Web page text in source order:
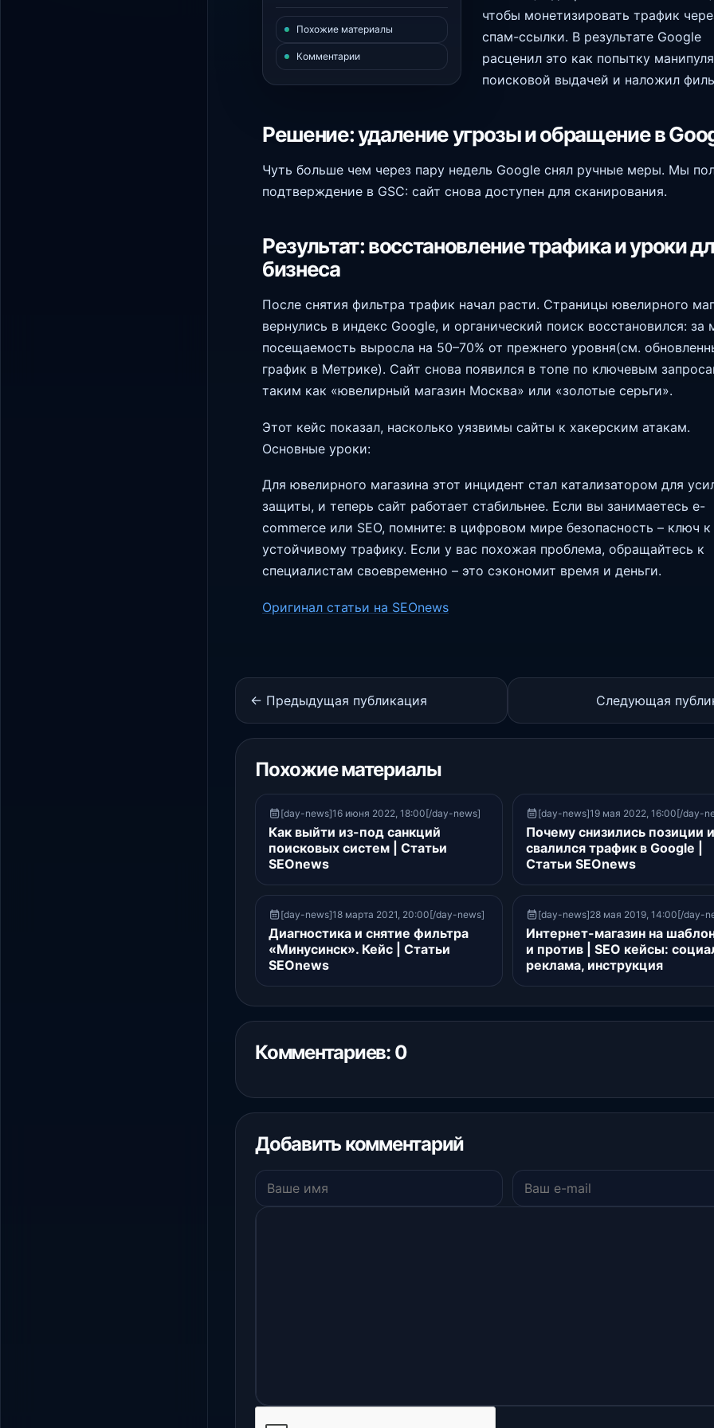
Похожие материалы
Комментарии
чтобы монетизировать трафик
спам-ссылки. В результате Google
расценил это как попытку
поисковой выдачей и наложил
Решение: удаление угрозы и обращение в
Чуть больше чем через пару недель Google снял ручные меры. Мы
подтверждение в GSC: сайт снова доступен для сканирования.
Результат: восстановление трафика и уроки
бизнеса
После снятия фильтра трафик начал расти. Страницы ювелирного
вернулись в индекс Google, и органический поиск восстановился: за
посещаемость выросла на 50–70% от прежнего уровня(см.
график в Метрике). Сайт снова появился в топе по ключевым
таким как «ювелирный магазин Москва» или «золотые серьги».
Этот кейс показал, насколько уязвимы сайты к хакерским атакам.
Основные уроки:
Для ювелирного магазина этот инцидент стал катализатором для
защиты, и теперь сайт работает стабильнее. Если вы занимаетесь e-
commerce или SEO, помните: в цифровом мире безопасность – ключ к
устойчивому трафику. Если у вас похожая проблема, обращайтесь к
специалистам своевременно – это сэкономит время и деньги.
Оригинал статьи на SEOnews
← Предыдущая публикация Следующая
Похожие материалы
[day-news]16 июня 2022, 18:00[/day-news]
Как выйти из-под санкций
поисковых систем | Статьи
SEOnews
[day-news]19 мая 2022, 16:00[/day-
Почему снизились позиции и
свалился трафик в Google |
Статьи SEOnews
[day-news]18 марта 2021, 20:00[/day-news]
Диагностика и снятие фильтра
«Минусинск». Кейс | Статьи
SEOnews
[day-news]28 мая 2019, 14:00[/day-
Интернет-магазин на
и против | SEO кейсы:
реклама, инструкция
Комментариев: 0
Добавить комментарий